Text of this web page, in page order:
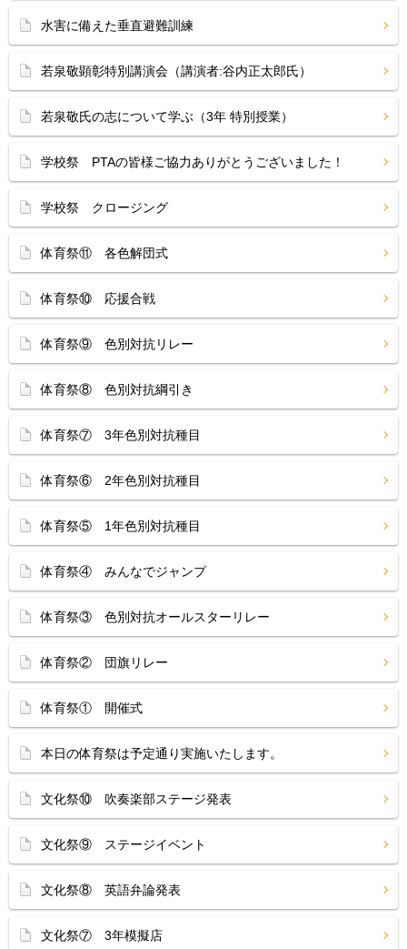
水害に備えた垂直避難訓練
若泉敬顕彰特別講演会（講演者:谷内正太郎氏）
若泉敬氏の志について学ぶ（3年 特別授業）
学校祭 PTAの皆様ご協力ありがとうございました！
学校祭 クロージング
体育祭⑪ 各色解団式
体育祭⑩ 応援合戦
体育祭⑨ 色別対抗リレー
体育祭⑧ 色別対抗綱引き
体育祭⑦ 3年色別対抗種目
体育祭⑥ 2年色別対抗種目
体育祭⑤ 1年色別対抗種目
体育祭④ みんなでジャンプ
体育祭③ 色別対抗オールスターリレー
体育祭② 団旗リレー
体育祭① 開催式
本日の体育祭は予定通り実施いたします。
文化祭⑩ 吹奏楽部ステージ発表
文化祭⑨ ステージイベント
文化祭⑧ 英語弁論発表
文化祭⑦ 3年模擬店